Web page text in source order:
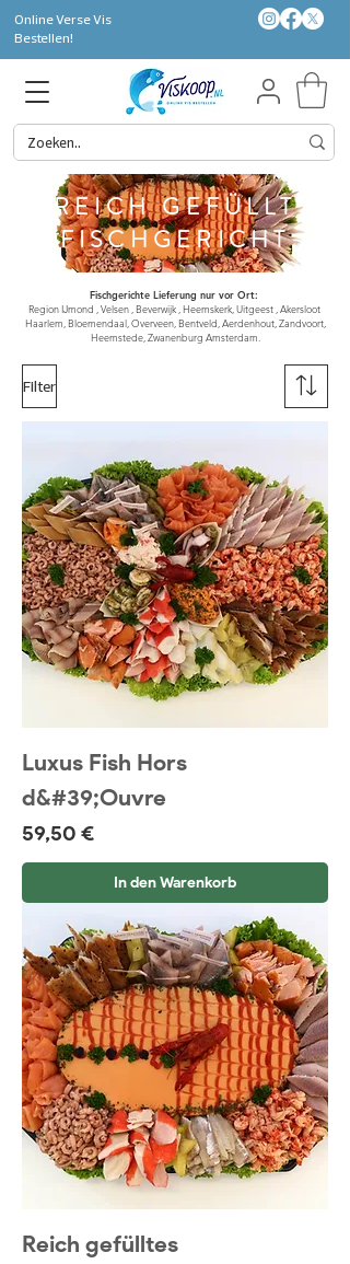
Online Verse Vis
Bestellen!
REICH GEFÜLLT
FISCHGERICHT
Fischgerichte Lieferung nur vor Ort:
Region IJmond , Velsen , Beverwijk , Heemskerk, Uitgeest , Akersloot
Haarlem, Bloemendaal, Overveen, Bentveld, Aerdenhout, Zandvoort,
Heemstede, Zwanenburg Amsterdam.
Filter
Luxus Fish Hors
d&#39;Ouvre
Preis
59,50 €
In den Warenkorb
Reich gefülltes